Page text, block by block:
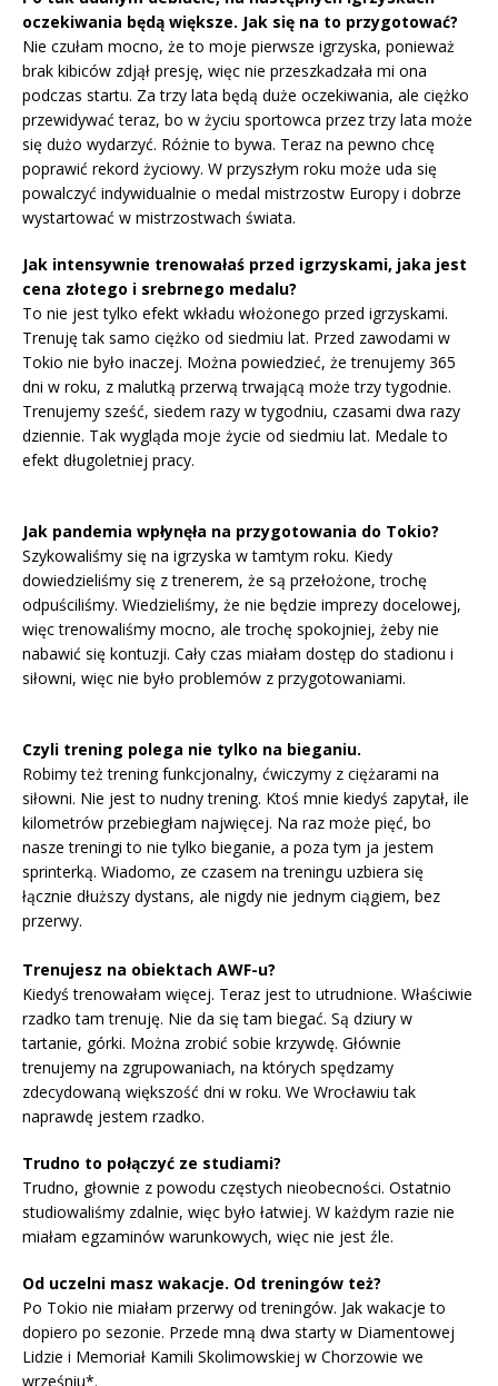
oczekiwania będą większe. Jak się na to przygotować?
Nie czułam mocno, że to moje pierwsze igrzyska, ponieważ
brak kibiców zdjął presję, więc nie przeszkadzała mi ona
podczas startu. Za trzy lata będą duże oczekiwania, ale ciężko
przewidywać teraz, bo w życiu sportowca przez trzy lata może
się dużo wydarzyć. Różnie to bywa. Teraz na pewno chcę
poprawić rekord życiowy. W przyszłym roku może uda się
powalczyć indywidualnie o medal mistrzostw Europy i dobrze
wystartować w mistrzostwach świata.
Jak intensywnie trenowałaś przed igrzyskami, jaka jest
cena złotego i srebrnego medalu?
To nie jest tylko efekt wkładu włożonego przed igrzyskami.
Trenuję tak samo ciężko od siedmiu lat. Przed zawodami w
Tokio nie było inaczej. Można powiedzieć, że trenujemy 365
dni w roku, z malutką przerwą trwającą może trzy tygodnie.
Trenujemy sześć, siedem razy w tygodniu, czasami dwa razy
dziennie. Tak wygląda moje życie od siedmiu lat. Medale to
efekt długoletniej pracy.
Jak pandemia wpłynęła na przygotowania do Tokio?
Szykowaliśmy się na igrzyska w tamtym roku. Kiedy
dowiedzieliśmy się z trenerem, że są przełożone, trochę
odpuściliśmy. Wiedzieliśmy, że nie będzie imprezy docelowej,
więc trenowaliśmy mocno, ale trochę spokojniej, żeby nie
nabawić się kontuzji. Cały czas miałam dostęp do stadionu i
siłowni, więc nie było problemów z przygotowaniami.
Czyli trening polega nie tylko na bieganiu.
Robimy też trening funkcjonalny, ćwiczymy z ciężarami na
siłowni. Nie jest to nudny trening. Ktoś mnie kiedyś zapytał, ile
kilometrów przebiegłam najwięcej. Na raz może pięć, bo
nasze treningi to nie tylko bieganie, a poza tym ja jestem
sprinterką. Wiadomo, ze czasem na treningu uzbiera się
łącznie dłuższy dystans, ale nigdy nie jednym ciągiem, bez
przerwy.
Trenujesz na obiektach AWF-u?
Kiedyś trenowałam więcej. Teraz jest to utrudnione. Właściwie
rzadko tam trenuję. Nie da się tam biegać. Są dziury w
tartanie, górki. Można zrobić sobie krzywdę. Głównie
trenujemy na zgrupowaniach, na których spędzamy
zdecydowaną większość dni w roku. We Wrocławiu tak
naprawdę jestem rzadko.
Trudno to połączyć ze studiami?
Trudno, głownie z powodu częstych nieobecności. Ostatnio
studiowaliśmy zdalnie, więc było łatwiej. W każdym razie nie
miałam egzaminów warunkowych, więc nie jest źle.
Od uczelni masz wakacje. Od treningów też?
Po Tokio nie miałam przerwy od treningów. Jak wakacje to
dopiero po sezonie. Przede mną dwa starty w Diamentowej
Lidzie i Memoriał Kamili Skolimowskiej w Chorzowie we
wrześniu*.